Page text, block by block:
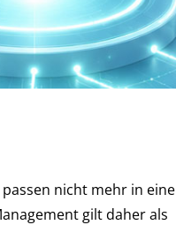
nicht mehr in eine
gilt daher als